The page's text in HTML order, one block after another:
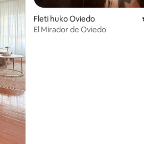
Fleti huko Oviedo
El Mirador de Oviedo